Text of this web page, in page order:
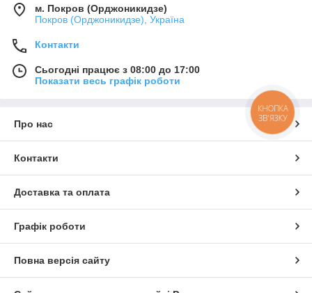
м. Покров (Орджоникидзе)
Покров (Орджоникидзе), Україна
Контакти
Сьогодні працює з 08:00 до 17:00
Показати весь графік роботи
Про нас
Контакти
Доставка та оплата
Графік роботи
Повна версія сайту
КНОПКА
ЗВ'ЯЗКУ